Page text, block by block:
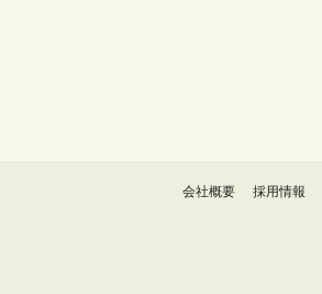
会社概要 採用情報